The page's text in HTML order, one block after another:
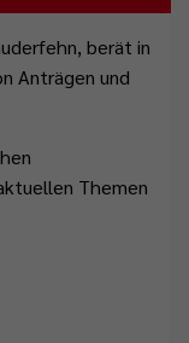
berät in
Anträgen und
Themen